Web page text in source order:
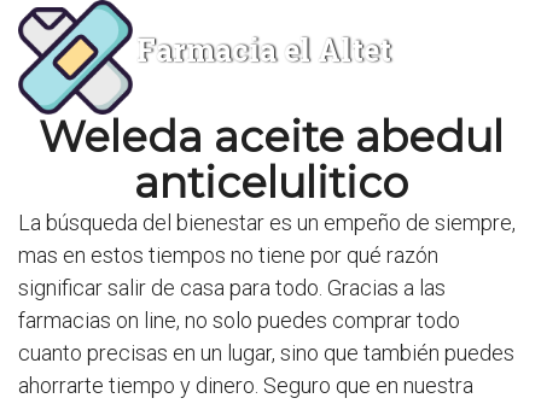
Farmacia el Altet
Weleda aceite abedul
anticelulitico
La búsqueda del bienestar es un empeño de siempre,
mas en estos tiempos no tiene por qué razón
significar salir de casa para todo. Gracias a las
farmacias on line, no solo puedes comprar todo
cuanto precisas en un lugar, sino que también puedes
ahorrarte tiempo y dinero. Seguro que en nuestra